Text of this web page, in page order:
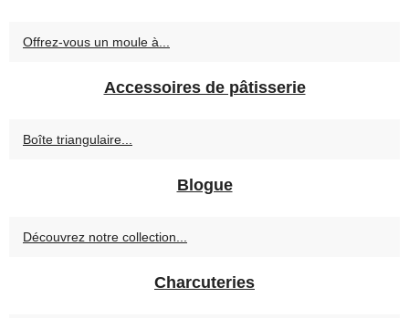
Offrez-vous un moule à...
Accessoires de pâtisserie
Boîte triangulaire...
Blogue
Découvrez notre collection...
Charcuteries